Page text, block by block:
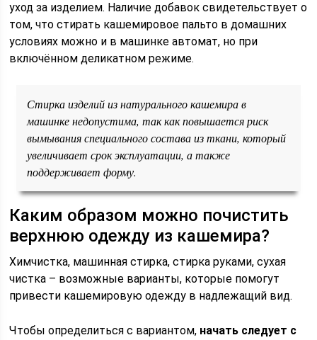
уход за изделием. Наличие добавок свидетельствует о
том, что стирать кашемировое пальто в домашних
условиях можно и в машинке автомат, но при
включённом деликатном режиме.
Стирка изделий из натурального кашемира в
машинке недопустима, так как повышается риск
вымывания специального состава из ткани, который
увеличивает срок эксплуатации, а также
поддерживает форму.
Каким образом можно почистить
верхнюю одежду из кашемира?
Химчистка, машинная стирка, стирка руками, сухая
чистка – возможные варианты, которые помогут
привести кашемировую одежду в надлежащий вид.
Чтобы определиться с вариантом, начать следует с